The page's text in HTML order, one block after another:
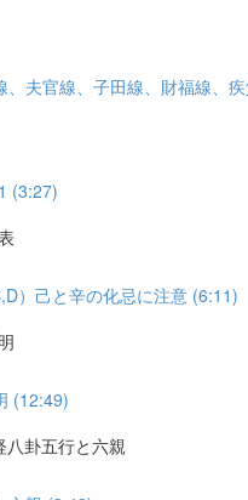
、夫官線、子田線、財福線、
(3:27)
）己と辛の化忌に注意 (6:11)
(12:49)
八卦五行と六親